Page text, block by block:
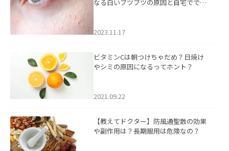
なる白いブツブツの原因と自宅ででき
2023.11.17
ビタミンCは朝つけちゃだめ？日焼け
やシミの原因になるってホント？
2021.09.22
【教えてドクター】防風通聖散の効果
や副作用は？長期服用は危険なの？